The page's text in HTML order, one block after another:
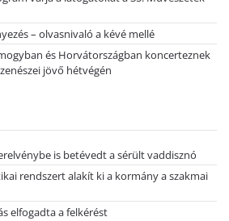
– olvasnivaló a kévé mellé
és Horvátországban koncerteznek
jövő hétvégén
is betévedt a sérült vaddisznó
rendszert alakít ki a kormány a szakmai
elfogadta a felkérést